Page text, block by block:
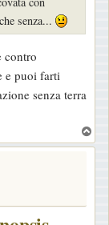
senza...
contro
e puoi farti
senza terra
o